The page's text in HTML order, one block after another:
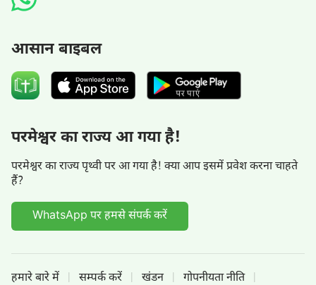
आसान बाइबल
परमेश्वर का राज्य आ गया है!
परमेश्वर का राज्य पृथ्वी पर आ गया है! क्या आप इसमें प्रवेश करना चाहते
हैं?
WhatsApp पर हमसे संपर्क करें
हमारे बारे में सम्पर्क करें खंडन गोपनीयता नीति